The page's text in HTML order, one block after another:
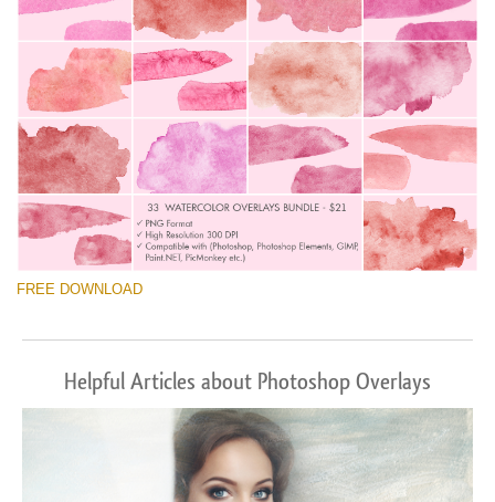
FREE DOWNLOAD
Helpful Articles about Photoshop Overlays